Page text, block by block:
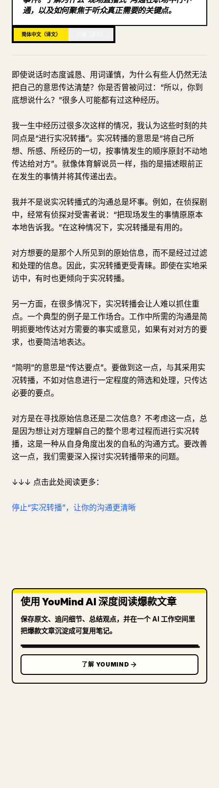
博客
更新
通，以及如何聚焦于听众真正需要的关键点。
简体中文（译文）
即使说话时态度诚恳、用词谨慎，为什么有些人仍然无法
把自己的意思传达清楚？你是否曾被问过：“所以，你到
底想说什么？”很多人可能都有过这种经历。
我一生中经历过很多次这样的情况，我认为这些时刻的共
同点是“进行实况转播”。实况转播的意思是“将自己所
想、所感、所经历的一切，按事情发生的顺序原封不动地
传达给对方”。就像体育解说员一样，指的是描述眼前正
在发生的事情并将其传递出去。
我并不是说实况转播式的沟通总是坏事。例如，在侦探剧
中，经常有侦探对受害者说：“把现场发生的事情原原本
本地告诉我。”在这种情况下，实况转播是有用的。
对方想要的是那个人所见到的原始信息，而不是经过过滤
和处理的信息。因此，实况转播更受青睐。即使在实地采
访中，有时也更倾向于实况转播。
另一方面，在很多情况下，实况转播会让人难以抓住重
点。一个典型的例子是工作场合。工作中所需的沟通是简
明扼要地传达对方需要的事实或意见，如果有对对方的要
求，也要简洁地表达。
“简明”的意思是“传达要点”。要做到这一点，与其采用实
况转播，不如对信息进行一定程度的筛选和处理，只传达
必要的要点。
对方是在寻找原始信息还是二次信息？不考虑这一点，总
是因为想让对方理解自己的整个思考过程而进行实况转
播，这是一种从自身角度出发的自私的沟通方式。要改善
这一点，我们需要深入探讨实况转播带来的问题。
↓↓↓ 点击此处阅读更多：
停止“实况转播”，让你的沟通更清晰
使用 YouMind AI 深度阅读爆款文章
保存原文、追问细节、总结观点，并在一个 AI 工作空间里
把爆款文章沉淀成可复用笔记。
了解 YOUMIND